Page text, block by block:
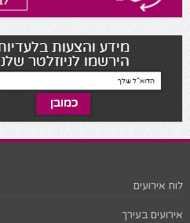
לוח אירועים
אירועים בעירך